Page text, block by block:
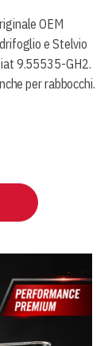
OEM
e Stelvio
9.55535-GH2.
per rabbocchi.